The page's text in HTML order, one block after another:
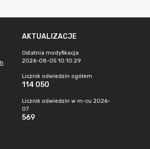
AKTUALIZACJE
Ostatnia modyfikacja
2026-08-05 10:10:29
Licznik odwiedzin ogółem
114 050
Licznik odwiedzin w m-cu 2026-
07
569